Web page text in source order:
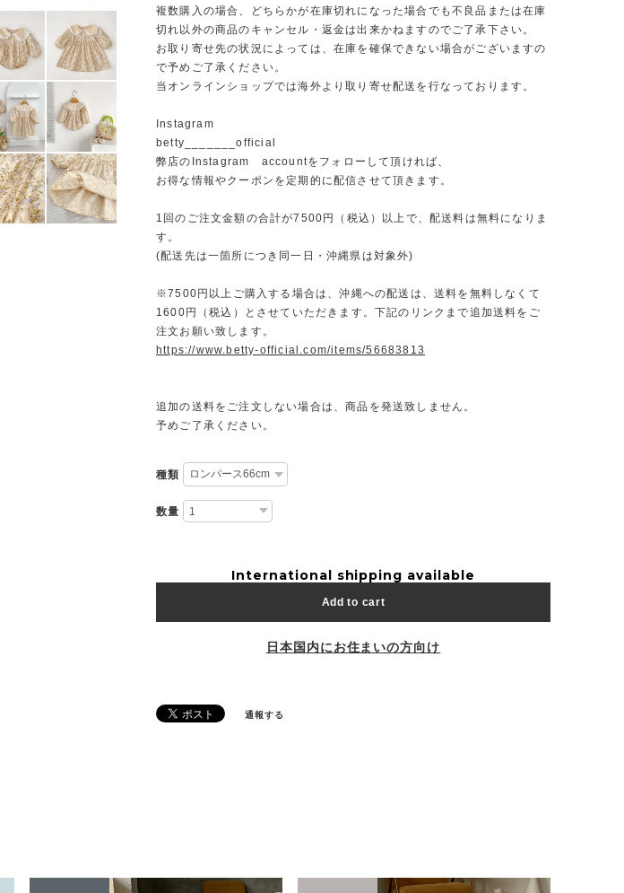
複数購入の場合、どちらかが在庫切れになった場合でも不良品または在庫
切れ以外の商品のキャンセル・返金は出来かねますのでご了承下さい。
お取り寄せ先の状況によっては、在庫を確保できない場合がございますの
で予めご了承ください。
当オンラインショップでは海外より取り寄せ配送を行なっております。
Instagram
betty_______official
弊店のInstagram accountをフォローして頂ければ、
お得な情報やクーポンを定期的に配信させて頂きます。
1回のご注文金額の合計が7500円（税込）以上で、配送料は無料になりま
す。
(配送先は一箇所につき同一日・沖縄県は対象外)
※7500円以上ご購入する場合は、沖縄への配送は、送料を無料しなくて
1600円（税込）とさせていただきます。下記のリンクまで追加送料をご
注文お願い致します。
https://www.betty-official.com/items/56683813
追加の送料をご注文しない場合は、商品を発送致しません。
予めご了承ください。
種類
数量
International shipping available
Add to cart
日本国内にお住まいの方向け
通報する